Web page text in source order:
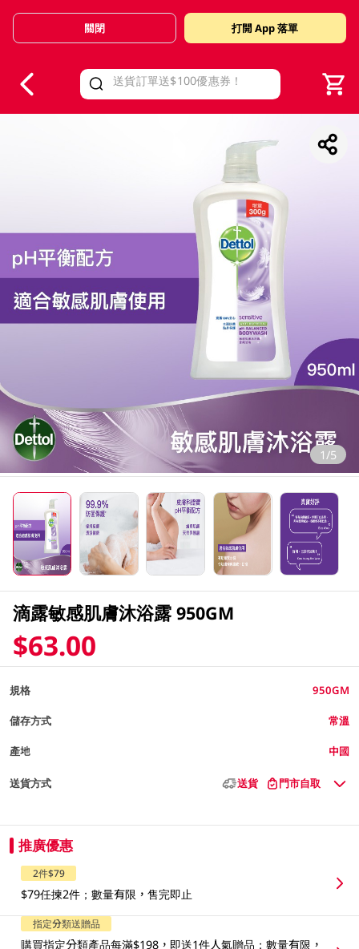
Valid Until 30 June 2026
關閉 打開 App 落單
1/5
滴露敏感肌膚沐浴露 950GM
$63.00
規格 950GM
儲存方式 常溫
產地 中國
送貨方式 送貨 門市自取
推廣優惠
2件$79
$79任揀2件；數量有限，售完即止
指定分類送贈品
購買指定分類產品每滿$198，即送1件人氣贈品；數量有限，